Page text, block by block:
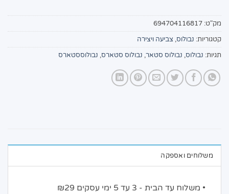
מק"ט: 694704116817
קטגוריות: נבולוס, צביעה ויצירה
תגיות: נבולוס, נבולוס סטאר, נבולוס סטארס, נבולוססטארס
משלוחים ואספקה
• משלוח עד הבית - 3 עד 5 ימי עסקים ₪29